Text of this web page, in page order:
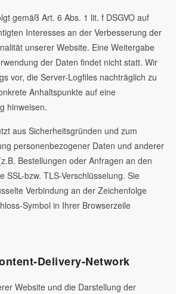
gemäß Art. 6 Abs. 1 lit. f DSGVO auf
Interesses an der Verbesserung der
unserer Website. Eine Weitergabe
der Daten findet nicht statt. Wir
vor, die Server-Logfiles nachträglich zu
Anhaltspunkte auf eine
hinweisen.
aus Sicherheitsgründen und zum
personenbezogener Daten und anderer
Bestellungen oder Anfragen an den
SSL-bzw. TLS-Verschlüsselung. Sie
Verbindung an der Zeichenfolge
Symbol in Ihrer Browserzeile
Delivery-Network
Website und die Darstellung der